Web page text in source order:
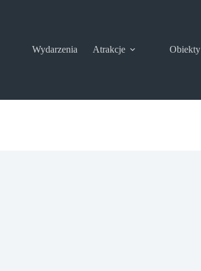
Wydarzenia Atrakcje Obiekty